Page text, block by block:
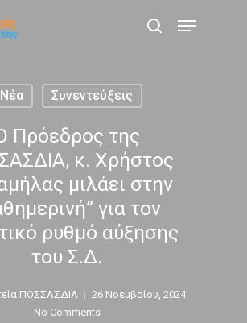
search
Menu
Νέα Συνεντεύξεις
Πρόεδρος της
κ. Χρήστος
μιλάει στην
για τον
ρυθμό αύξησης
του Σ.Δ.
ΠΟΣΣΑΣΔΙΑ
26 Νοεμβρίου, 2024
No Comments